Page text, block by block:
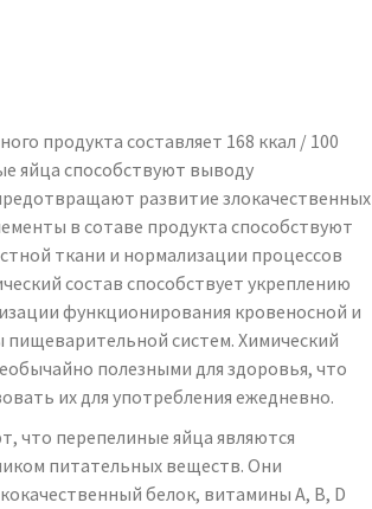
продукта составляет 168 ккал / 100
яйца способствуют выводу
развитие злокачественных
в сотаве продукта способствуют
ткани и нормализации процессов
состав способствует укреплению
функционирования кровеносной и
систем. Химический
полезными для здоровья, что
их для употребления ежедневно.
что перепелиные яйца являются
питательных веществ. Они
белок, витамины A, B, D